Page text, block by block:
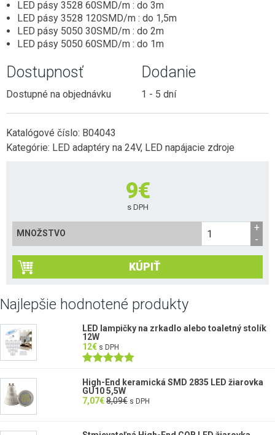
NÚDZOVÉ OSVETLENIE
VISIACE LAMPY
HLINÍKOVÉ LIŠTY
OVLÁDAČE A STMIEVAČE
E27 (KLASICKÝ ZÁVIT)
E14 (MALÝ ZÁVIT)
ŽIAROVKY DO VEREJNÉHO OSVETLENIA
INÉ ŽIAROVKY (MR11, AR111, GU11)
LED MODULY (DO STROPNÍC)
2G11 (DO POULIČNÝCH LÁMP)
POTRAVINÁRSKE LED TRUBICE
PRACHOTESNÉ SVIETIDLÁ
LINEÁRNE SVIETIDLÁ
GERMICÍDNE LAMPY
TRUBICOVÉ SVIETIDLÁ INTERIÉROVÉ
ZÁSUVKY DO NÁBYTKU
SENZORY
STMIEVANIE
RF SPÍNANIE
SPOJKY NA 230V
VYCHYTÁVKY
LED DEKORÁCIE
LED pásy 3528 60SMD/m : do 3m
LED pásy 3528 120SMD/m : do 1,5m
LED pásy 5050 30SMD/m : do 2m
LED pásy 5050 60SMD/m : do 1m
Dostupnosť
Dostupné na objednávku
Dodanie
1 - 5 dní
Katalógové číslo: B04043
Kategórie: LED adaptéry na 24V, LED napájacie zdroje
9€
s DPH
MNOŽSTVO
KÚPIŤ
Najlepšie hodnotené produkty
LED lampičky na zrkadlo alebo toaletný stolík
12W
12€ s DPH
5.00z 5
High-End keramická SMD 2835 LED žiarovka
GU10 5,5W
7,07€8,09€ s DPH